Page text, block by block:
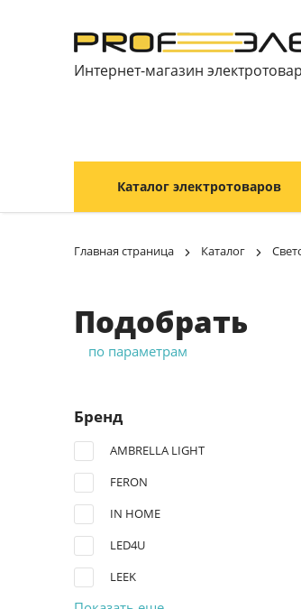
Интернет-магазин
Каталог электротоваров
Главная страница Каталог
Подобрать
по параметрам
Бренд
AMBRELLA LIGHT
FERON
IN HOME
LED4U
LEEK